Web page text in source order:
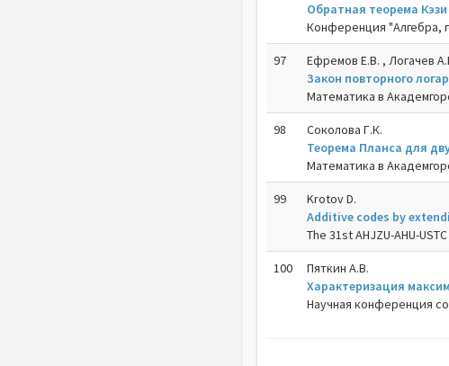
Обратная теорема
Конференция "Алгебра,
97
Ефремов Е.В. , Логачев
Закон повторного
Математика в
98
Соколова Г.К.
Теорема Планса для
Математика в
99
Krotov D.
Additive codes by
The 31st AHJZU-AHU-
100
Пяткин А.В.
Характеризация
Научная конференция